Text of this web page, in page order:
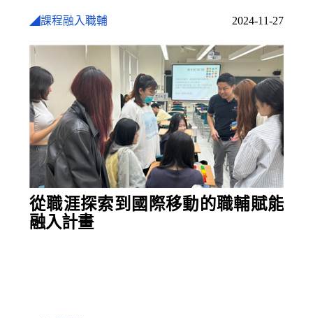
◢課程融入職輔 2024-11-27
從職涯探索到國際移動的職輔賦能
融入計畫